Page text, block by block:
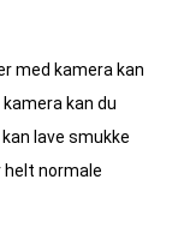
med kamera kan
kan du
lave smukke
normale